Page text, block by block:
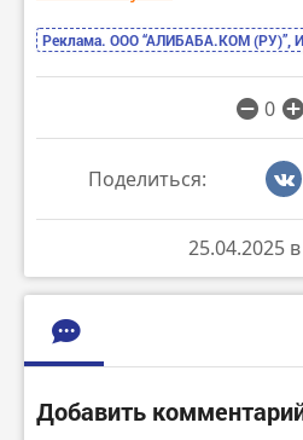
Реклама. ООО “АЛИБАБА.КОМ (РУ)”,
0
Поделиться:
25.04.2025
Добавить